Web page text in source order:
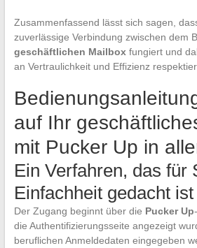
Zusammenfassend lässt sich sagen,
zuverlässige Verbindung zwischen dem
geschäftlichen Mailboxfungiert und
an Vertraulichkeit und Effizienz
auf Ihr
mit Pucker Up in
Ein Verfahren, das für
Einfachheit gedacht ist
Der Zugang beginnt über die Pucker Up
die Authentifizierungsseite angezeigt
beruflichen Anmeldedaten eingegeben